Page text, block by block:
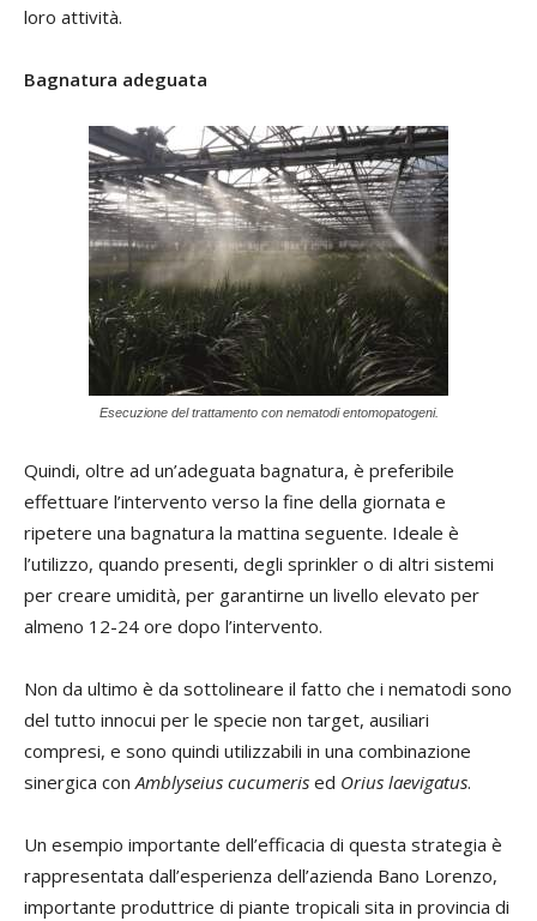
loro attività.
Bagnatura adeguata
Esecuzione del trattamento con nematodi entomopatogeni.
Quindi, oltre ad un’adeguata bagnatura, è preferibile
effettuare l’intervento verso la fine della giornata e
ripetere una bagnatura la mattina seguente. Ideale è
l’utilizzo, quando presenti, degli sprinkler o di altri sistemi
per creare umidità, per garantirne un livello elevato per
almeno 12-24 ore dopo l’intervento.
Non da ultimo è da sottolineare il fatto che i nematodi sono
del tutto innocui per le specie non target, ausiliari
compresi, e sono quindi utilizzabili in una combinazione
sinergica conAmblyseius cucumeris ed Orius laevigatus.
Un esempio importante dell’efficacia di questa strategia è
rappresentata dall’esperienza dell’azienda Bano Lorenzo,
importante produttrice di piante tropicali sita in provincia di